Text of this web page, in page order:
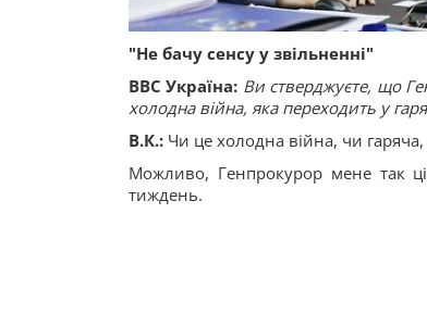
"Не бачу сенсу у звільненні"
ВВС Україна: Ви стверджуєте, що
холодна війна, яка переходить у
В.К.: Чи це холодна війна, чи
Можливо, Генпрокурор мене так
тиждень.